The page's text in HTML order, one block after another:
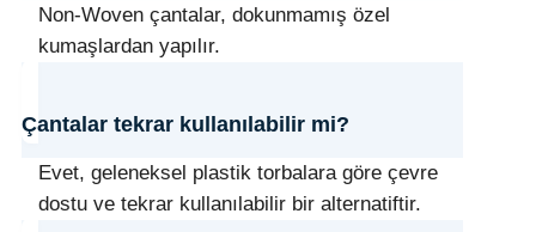
Non-Woven çantalar, dokunmamış özel
kumaşlardan yapılır.
Çantalar tekrar kullanılabilir mi?
Evet, geleneksel plastik torbalara göre çevre
dostu ve tekrar kullanılabilir bir alternatiftir.